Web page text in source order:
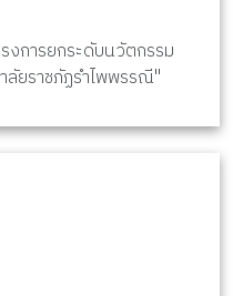
งการยกระดับนวัตกรรม
ยราชภัฏรำไพพรรณี"